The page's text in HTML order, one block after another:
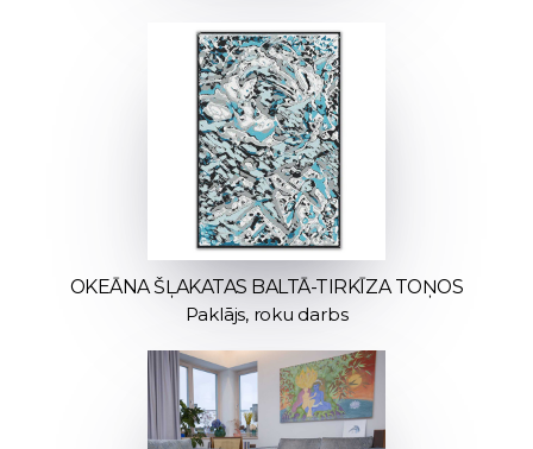
OKEĀNA ŠĻAKATAS BALTĀ-TIRKĪZA TOŅOS
Paklājs, roku darbs